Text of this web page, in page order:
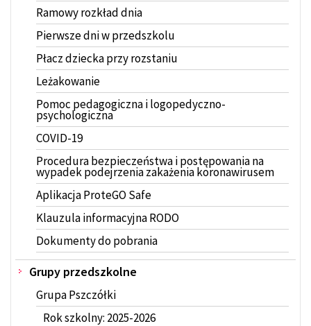
Ramowy rozkład dnia
Pierwsze dni w przedszkolu
Płacz dziecka przy rozstaniu
Leżakowanie
Pomoc pedagogiczna i logopedyczno-
psychologiczna
COVID-19
Procedura bezpieczeństwa i postępowania na
wypadek podejrzenia zakażenia koronawirusem
Aplikacja ProteGO Safe
Klauzula informacyjna RODO
Dokumenty do pobrania
Grupy przedszkolne
Grupa Pszczółki
Rok szkolny: 2025-2026